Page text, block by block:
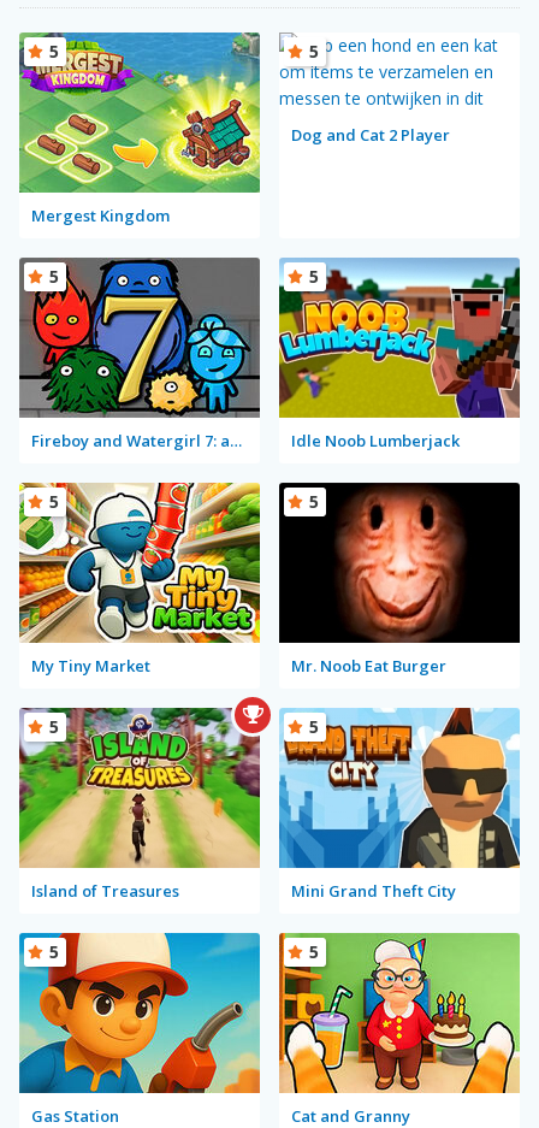
Mergest Kingdom
5
Dog and Cat 2 Player
5
Fireboy and Watergirl 7: and Friends
5
Idle Noob Lumberjack
5
My Tiny Market
5
Mr. Noob Eat Burger
5
Island of Treasures
5
Mini Grand Theft City
5
Gas Station
5
Cat and Granny
5